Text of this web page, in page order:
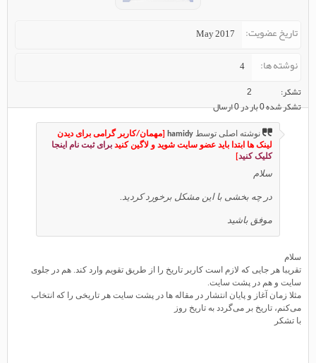
تاریخ عضویت May 2017
نوشته ها 4
تشکر
2
تشکر شده 0 بار در 0 ارسال
نوشته اصلی توسط hamidy [مهمان/کاربر گرامی برای دیدن
لینک ها ابتدا باید عضو سایت شوید و لاگین کنید برای ثبت نام اینجا
کلیک کنید]
سلام
در چه بخشی با این مشکل برخورد کردید.
موفق باشید
سلام
تقریبا هر جایی که لازم است کاربر تاریخ را از طریق تقویم وارد کند. هم در جلوی
سایت و هم در پشت سایت.
مثلا زمان آغاز و پایان انتشار در مقاله ها در پشت سایت هر تاریخی را که انتخاب
می‌کنم، تاریخ بر می‌گردد به تاریخ روز
با تشکر